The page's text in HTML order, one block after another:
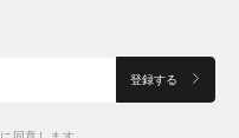
登録する